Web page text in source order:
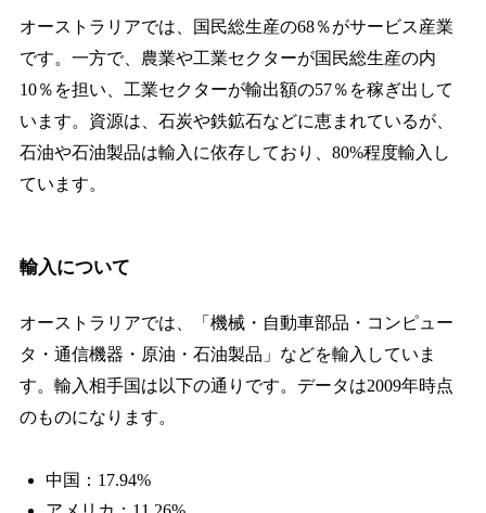
オーストラリアでは、国民総生産の68％がサービス産業
です。一方で、農業や工業セクターが国民総生産の内
10％を担い、工業セクターが輸出額の57％を稼ぎ出して
います。資源は、石炭や鉄鉱石などに恵まれているが、
石油や石油製品は輸入に依存しており、80%程度輸入し
ています。
輸入について
オーストラリアでは、「機械・自動車部品・コンピュー
タ・通信機器・原油・石油製品」などを輸入していま
す。輸入相手国は以下の通りです。データは2009年時点
のものになります。
中国：17.94%